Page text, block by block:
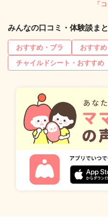
「
みんなの口コミ・体験談ま
おすすめ・ブラ
おすす
チャイルドシート・おすすめ